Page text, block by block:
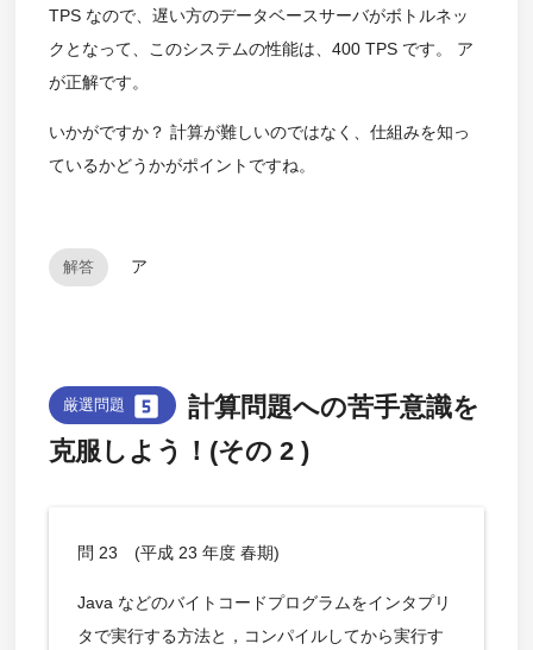
TPS なので、遅い方のデータベースサーバがボトルネッ
クとなって、このシステムの性能は、400 TPS です。 ア
が正解です。
いかがですか？ 計算が難しいのではなく、仕組みを知っ
ているかどうかがポイントですね。
解答 ア
厳選問題 looks_5
計算問題への苦手意識を
克服しよう！(その 2 )
問 23 (平成 23 年度 春期)
Java などのバイトコードプログラムをインタプリ
タで実行する方法と，コンパイルしてから実行す